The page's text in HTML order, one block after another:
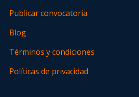
Publicar convocatoria
Blog
Términos y condiciones
Políticas de privacidad